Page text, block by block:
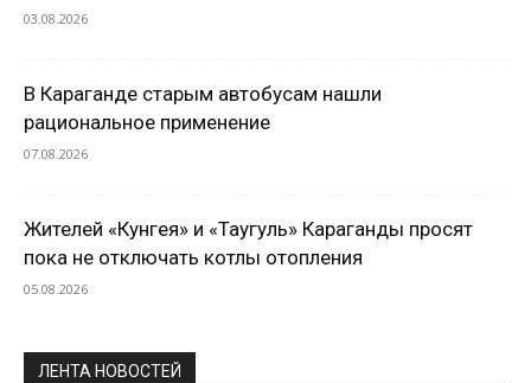
03.08.2026
В Караганде старым автобусам нашли
рациональное применение
07.08.2026
Жителей «Кунгея» и «Таугуль» Караганды просят
пока не отключать котлы отопления
05.08.2026
ЛЕНТА НОВОСТЕЙ